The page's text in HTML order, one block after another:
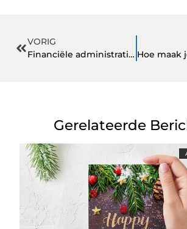
VORIG
Financiële administratie voor kleine bedrijven
Gerelateerde